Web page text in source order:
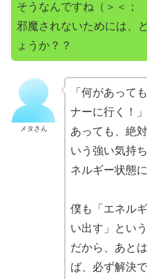
そうなんですね（＞＜；
邪魔されないためには、
ょうか？？
メタさん
「何があって
ナーに行く！
あっても、絶
いう強い気持
ネルギー状態
僕も「エネル
い出す」とい
だから、あと
ば、必ず解決で